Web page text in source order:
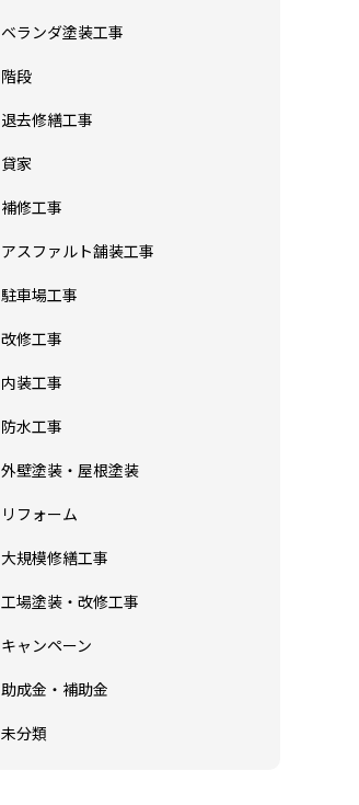
ベランダ塗装工事
階段
退去修繕工事
貸家
補修工事
アスファルト舗装工事
駐車場工事
改修工事
内装工事
防水工事
外壁塗装・屋根塗装
リフォーム
大規模修繕工事
工場塗装・改修工事
キャンペーン
助成金・補助金
未分類